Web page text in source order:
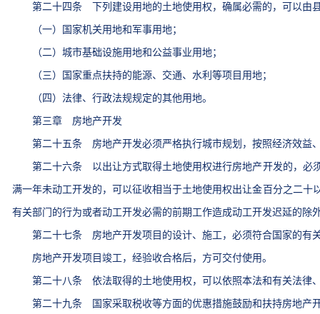
第二十四条 下列建设用地的土地使用权，确属必需的，可以由县
（一）国家机关用地和军事用地；
（二）城市基础设施用地和公益事业用地；
（三）国家重点扶持的能源、交通、水利等项目用地；
（四）法律、行政法规规定的其他用地。
第三章 房地产开发
第二十五条 房地产开发必须严格执行城市规划，按照经济效益、
第二十六条 以出让方式取得土地使用权进行房地产开发的，必须
满一年未动工开发的，可以征收相当于土地使用权出让金百分之二
有关部门的行为或者动工开发必需的前期工作造成动工开发迟延的除
第二十七条 房地产开发项目的设计、施工，必须符合国家的有
房地产开发项目竣工，经验收合格后，方可交付使用。
第二十八条 依法取得的土地使用权，可以依照本法和有关法律、
第二十九条 国家采取税收等方面的优惠措施鼓励和扶持房地产开